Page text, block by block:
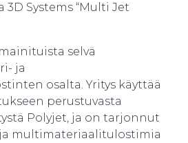
3D Systems “Multi Jet
selvä
ja
osalta. Yritys käyttää
perustuvasta
Polyjet, ja on tarjonnut
multimateriaalitulostimia